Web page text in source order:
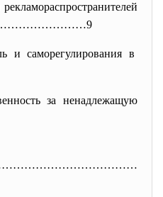
и саморегулирования в
за ненадлежащую